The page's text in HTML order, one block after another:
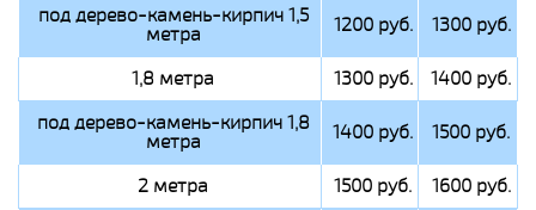
под дерево-камень-кирпич 1,5
метра 1200 руб. 1300 руб.
1,8 метра 1300 руб.
1400 руб.
под дерево-камень-кирпич 1,8
метра 1400 руб. 1500 руб.
2 метра 1500 руб. 1600 руб.